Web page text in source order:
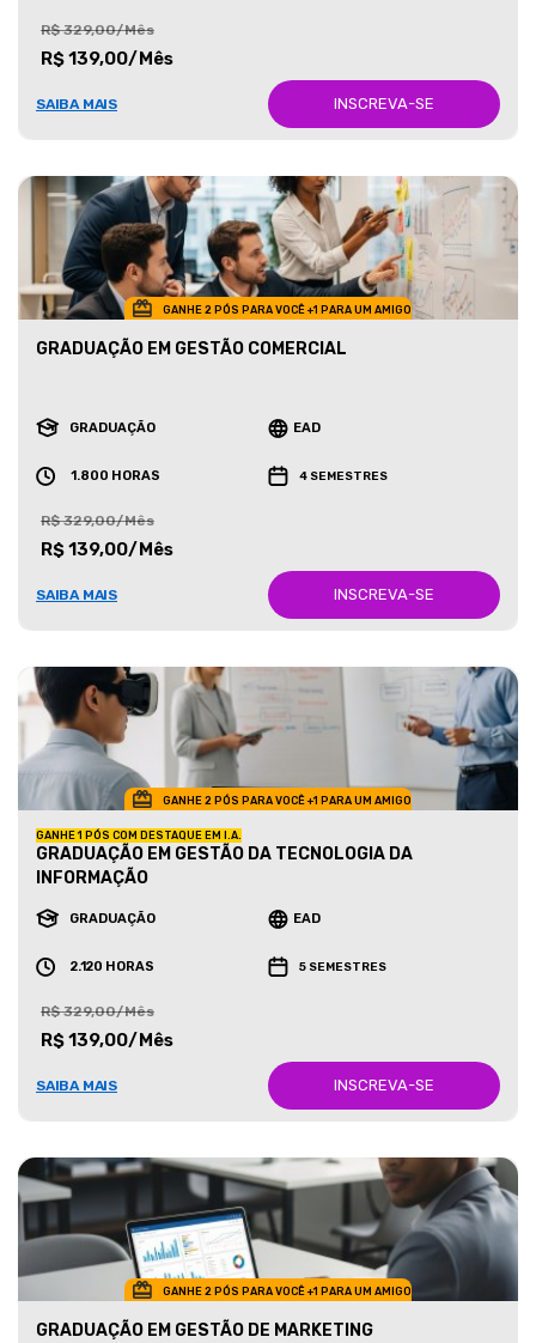
R$ 329,00/Mês
R$ 139,00/Mês
SAIBA MAIS INSCREVA-SE
GANHE 2 PÓS PARA VOCÊ +1 PARA UM AMIGO
GRADUAÇÃO EM GESTÃO COMERCIAL
GRADUAÇÃO EAD
1.800 HORAS 4 SEMESTRES
R$ 329,00/Mês
R$ 139,00/Mês
SAIBA MAIS INSCREVA-SE
GANHE 2 PÓS PARA VOCÊ +1 PARA UM AMIGO
GANHE 1 PÓS COM DESTAQUE EM I.A.
GRADUAÇÃO EM GESTÃO DA TECNOLOGIA DA
INFORMAÇÃO
GRADUAÇÃO EAD
2.120 HORAS 5 SEMESTRES
R$ 329,00/Mês
R$ 139,00/Mês
SAIBA MAIS INSCREVA-SE
GANHE 2 PÓS PARA VOCÊ +1 PARA UM AMIGO
GRADUAÇÃO EM GESTÃO DE MARKETING